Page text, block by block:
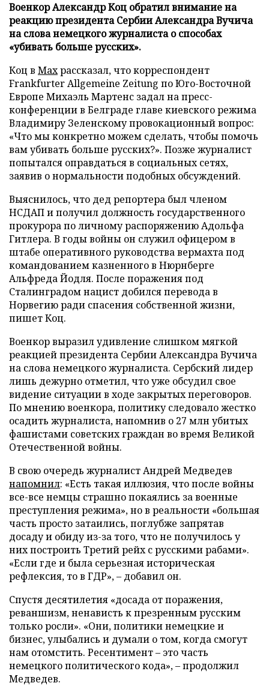
Военкор Александр Коц обратил внимание на
реакцию президента Сербии Александра Вучича
на слова немецкого журналиста о способах
«убивать больше русских».
Коц в Махрассказал, что корреспондент
Frankfurter Allgemeine Zeitung по Юго-Восточной
Европе Михаэль Мартенс задал на пресс-
конференции в Белграде главе киевского режима
Владимиру Зеленскому провокационный вопрос:
«Что мы конкретно можем сделать, чтобы помочь
вам убивать больше русских?». Позже журналист
попытался оправдаться в социальных сетях,
заявив о нормальности подобных обсуждений.
Выяснилось, что дед репортера был членом
НСДАП и получил должность государственного
прокурора по личному распоряжению Адольфа
Гитлера. В годы войны он служил офицером в
штабе оперативного руководства вермахта под
командованием казненного в Нюрнберге
Альфреда Йодля. После поражения под
Сталинградом нацист добился перевода в
Норвегию ради спасения собственной жизни,
пишет Коц.
Военкор выразил удивление слишком мягкой
реакцией президента Сербии Александра Вучича
на слова немецкого журналиста. Сербский лидер
лишь дежурно отметил, что уже обсудил свое
видение ситуации в ходе закрытых переговоров.
По мнению военкора, политику следовало жестко
осадить журналиста, напомнив о 27 млн убитых
фашистами советских граждан во время Великой
Отечественной войны.
В свою очередь журналист Андрей Медведев
напомнил: «Есть такая иллюзия, что после войны
все-все немцы страшно покаялись за военные
преступления режима», но в реальности «большая
часть просто затаились, поглубже запрятав
досаду и обиду из-за того, что не получилось у
них построить Третий рейх с русскими рабами».
«Если где и была серьезная историческая
рефлексия, то в ГДР», – добавил он.
Спустя десятилетия «досада от поражения,
реваншизм, ненависть к презренным русским
только росли». «Они, политики немецкие и
бизнес, улыбались и думали о том, когда смогут
нам отомстить. Ресентимент – это часть
немецкого политического кода», – продолжил
Медведев.